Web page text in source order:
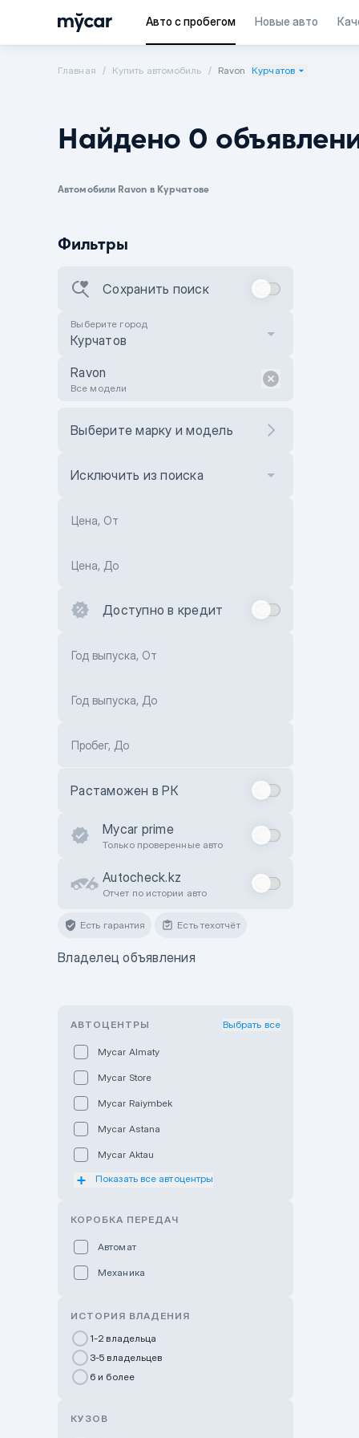
Авто с пробегом Новые авто
Главная Купить автомобиль Ravon Курчатов
Найдено 0
Автомобили Ravon в Курчатове
Фильтры
Сохранить поиск
Выберите город
Курчатов
Ravon
Все модели
Выберите марку и модель
Исключить из поиска
Цена, От
Цена, До
Доступно в кредит
Год выпуска, От
Год выпуска, До
Пробег, До
Растаможен в РК
Mycar prime
Только проверенные авто
Autocheck.kz
Отчет по истории авто
Есть гарантия Есть техотчёт
Владелец объявления
АВТОЦЕНТРЫ Выбрать все
Mycar Almaty
Mycar Store
Mycar Raiymbek
Mycar Astana
Mycar Aktau
Mycar Uralsk
GWM Nurly Zhol
Chery Astana
Показать все автоцентры
КОРОБКА ПЕРЕДАЧ
Автомат
Механика
ИСТОРИЯ ВЛАДЕНИЯ
1-2 владельца
3-5 владельцев
6 и более
КУЗОВ